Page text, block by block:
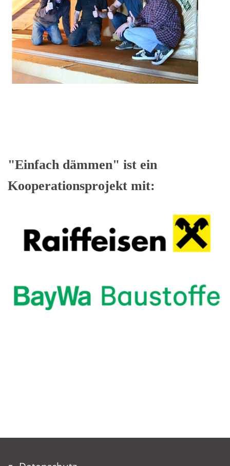
"Einfach dämmen" ist ein
Kooperationsprojekt mit: